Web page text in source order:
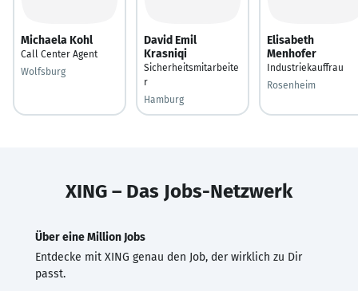
Michaela Kohl
Call Center Agent
Wolfsburg
David Emil
Krasniqi
Sicherheitsmitarbeite
r
Hamburg
Elisabeth
Menhofer
Industriekauffrau
Rosenheim
XING – Das Jobs-Netzwerk
Über eine Million Jobs
Entdecke mit XING genau den Job, der wirklich zu Dir
passt.